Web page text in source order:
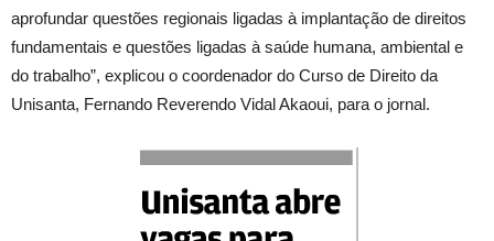
aprofundar questões regionais ligadas à implantação de direitos
fundamentais e questões ligadas à saúde humana, ambiental e
do trabalho”, explicou o coordenador do Curso de Direito da
Unisanta, Fernando Reverendo Vidal Akaoui, para o jornal.